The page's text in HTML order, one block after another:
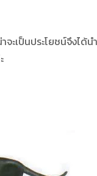
จะเป็นประโยชน์จึง